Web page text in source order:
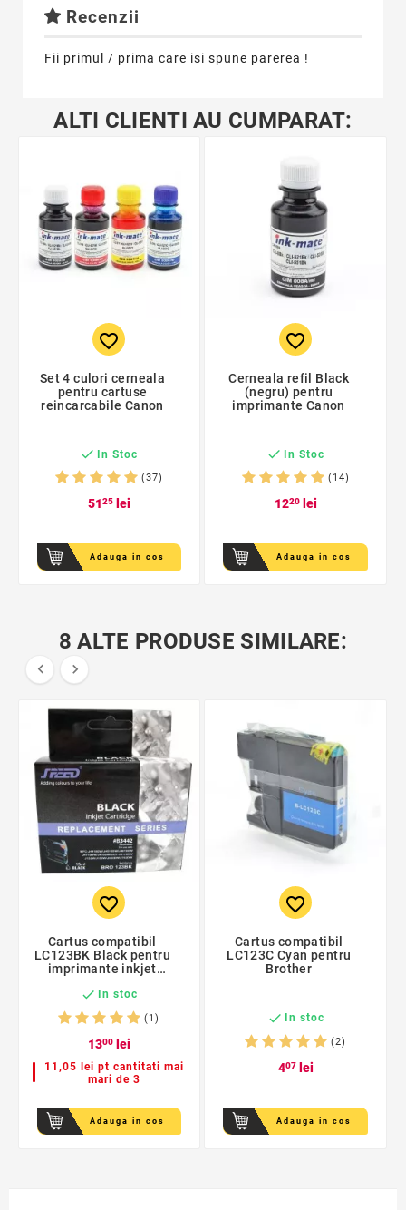
Recenzii
Fii primul / prima care isi spune parerea !
ALTI CLIENTI AU CUMPARAT:
favorite_border
Set 4 culori cerneala
pentru cartuse
reincarcabile Canon
 In Stoc
(37)
5125lei
Adauga in cos
favorite_border
Cerneala refil Black
(negru) pentru
imprimante Canon
 In Stoc
(14)
1220lei
Adauga in cos
8 ALTE PRODUSE SIMILARE:
 
favorite_border
Cartus compatibil
LC123BK Black pentru
imprimante inkjet
 In stoc
(1)
1300lei
11,05 lei pt cantitati mai
mari de 3
Adauga in cos
favorite_border
Cartus compatibil
LC123C Cyan pentru
Brother
 In stoc
(2)
407lei
Adauga in cos